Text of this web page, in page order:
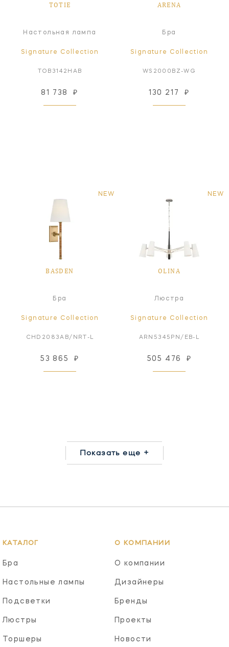
TOTIE
Настольная лампа
Signature Collection
TOB3142HAB
81 738 ₽
ARENA
Бра
Signature Collection
WS2000BZ-WG
130 217 ₽
NEW
BASDEN
Бра
Signature Collection
CHD2083AB/NRT-L
53 865 ₽
NEW
OLINA
Люстра
Signature Collection
ARN5345PN/EB-L
505 476 ₽
Показать еще +
КАТАЛОГ
Бра
Настольные лампы
Подсветки
Люстры
Торшеры
О КОМПАНИИ
О компании
Дизайнеры
Бренды
Проекты
Новости